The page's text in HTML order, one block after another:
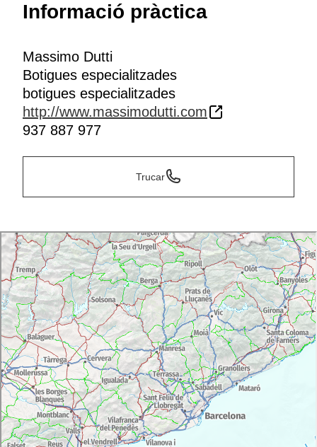
Informació pràctica
Massimo Dutti
Botigues especialitzades
botigues especialitzades
http://www.massimodutti.com
937 887 977
Trucar